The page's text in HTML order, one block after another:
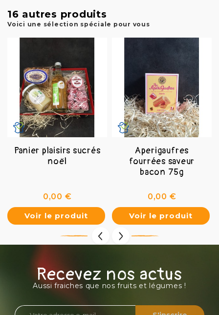
16 autres produits
Voici une sélection spéciale pour vous
Panier plaisirs sucrés
noël
0,00 €Prix
Voir le produit
Aperigaufres
fourrées saveur
bacon 75g
0,00 €Prix
Voir le produit
Recevez nos actus
Aussi fraiches que nos fruits et légumes !